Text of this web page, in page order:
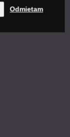
Odmietam